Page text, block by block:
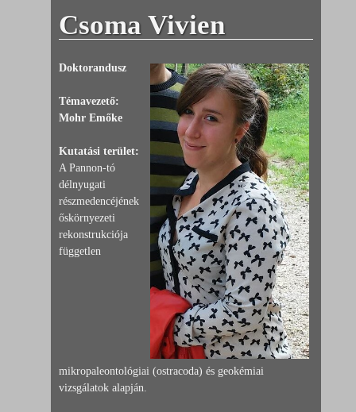
Csoma Vivien
Doktorandusz
Témavezető:
Mohr Emőke
Kutatási terület:
A Pannon-tó
délnyugati
részmedencéjének
őskörnyezeti
rekonstrukciója
független
mikropaleontológiai (ostracoda) és geokémiai
vizsgálatok alapján.